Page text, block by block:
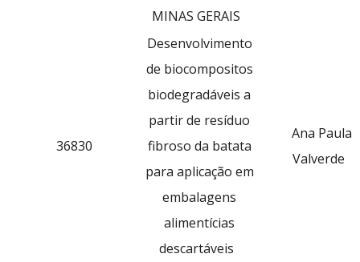
MINAS GERAIS
36830
Desenvolvimento
de biocompositos
biodegradáveis a
partir de resíduo
fibroso da batata
para aplicação em
embalagens
alimentícias
descartáveis
Ana Paula
Valverde